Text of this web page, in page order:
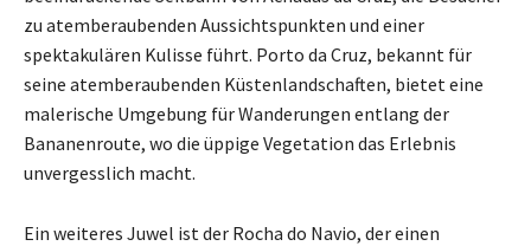
zu atemberaubenden Aussichtspunkten und einer
spektakulären Kulisse führt. Porto da Cruz, bekannt für
seine atemberaubenden Küstenlandschaften, bietet eine
malerische Umgebung für Wanderungen entlang der
Bananenroute, wo die üppige Vegetation das Erlebnis
unvergesslich macht.
Ein weiteres Juwel ist der Rocha do Navio, der einen